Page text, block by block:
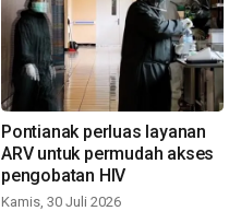
Pontianak perluas layanan
ARV untuk permudah akses
pengobatan HIV
Kamis, 30 Juli 2026